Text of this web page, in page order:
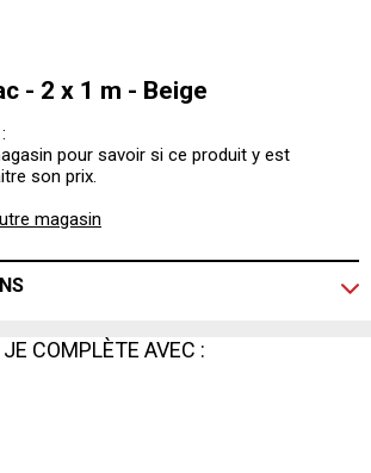
- 2 x 1 m - Beige
pour savoir si ce produit y est
son prix.
magasin
JE COMPLÈTE AVEC :